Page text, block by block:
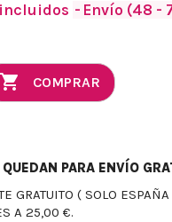
Envío (48 -
 COMPRAR
QUEDAN PARA ENVÍO
GRATUITO ( SOLO
A 25,00 €.